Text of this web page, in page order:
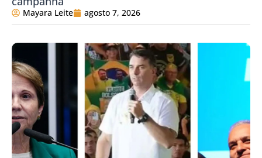
Mayara Leite agosto 7, 2026